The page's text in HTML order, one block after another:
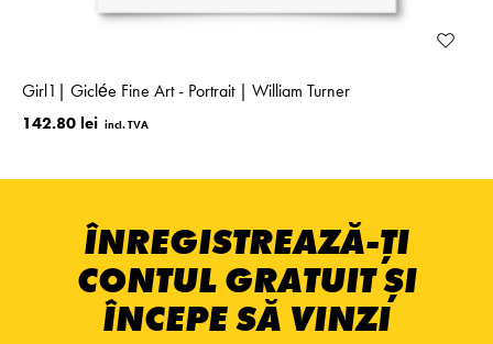
Girl1| Giclée Fine Art - Portrait | William Turner
142.80 lei
ÎNREGISTREAZĂ-ȚI
CONTUL GRATUIT ȘI
ÎNCEPE SĂ VINZI